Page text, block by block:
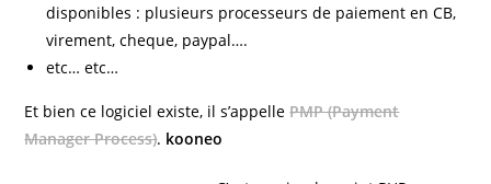
disponibles : plusieurs processeurs de paiement en CB,
virement, cheque, paypal….
etc… etc…
Et bien ce logiciel existe, il s’appellePMP (Payment
Manager Process). kooneo